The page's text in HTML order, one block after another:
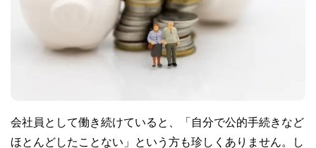
会社員として働き続けていると、「自分で公的手続きなど
ほとんどしたことない」という方も珍しくありません。し